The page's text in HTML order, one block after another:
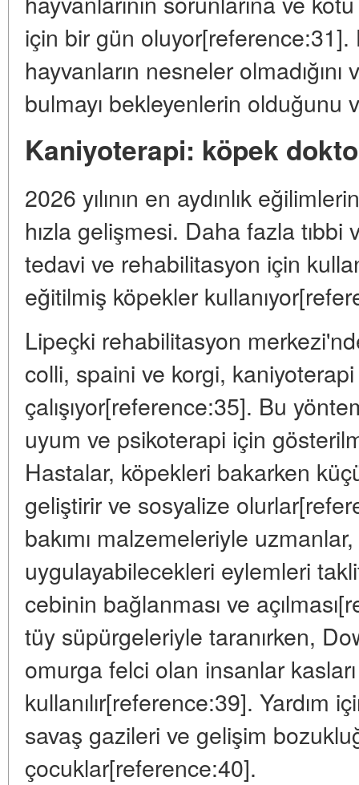
için bir gün
hayvanların nesneler
bulmayı bekleyenlerin olduğunu
Kaniyoterapi: köpek
2026 yılının en aydınlık
hızla gelişmesi. Daha fazla
tedavi ve rehabilitasyon için
eğitilmiş köpekler
Lipeçki rehabilitasyon
colli, spaini ve korgi,
çalışıyor[reference:35]. Bu
uyum ve psikoterapi için
Hastalar, köpekleri bakarken
geliştirir ve sosyalize
bakımı malzemeleriyle
uygulayabilecekleri eylemleri
cebinin bağlanması ve
tüy süpürgeleriyle taranırken,
omurga felci olan insanlar
kullanılır[reference:39]. Yardım
savaş gazileri ve gelişim
çocuklar[reference:40].